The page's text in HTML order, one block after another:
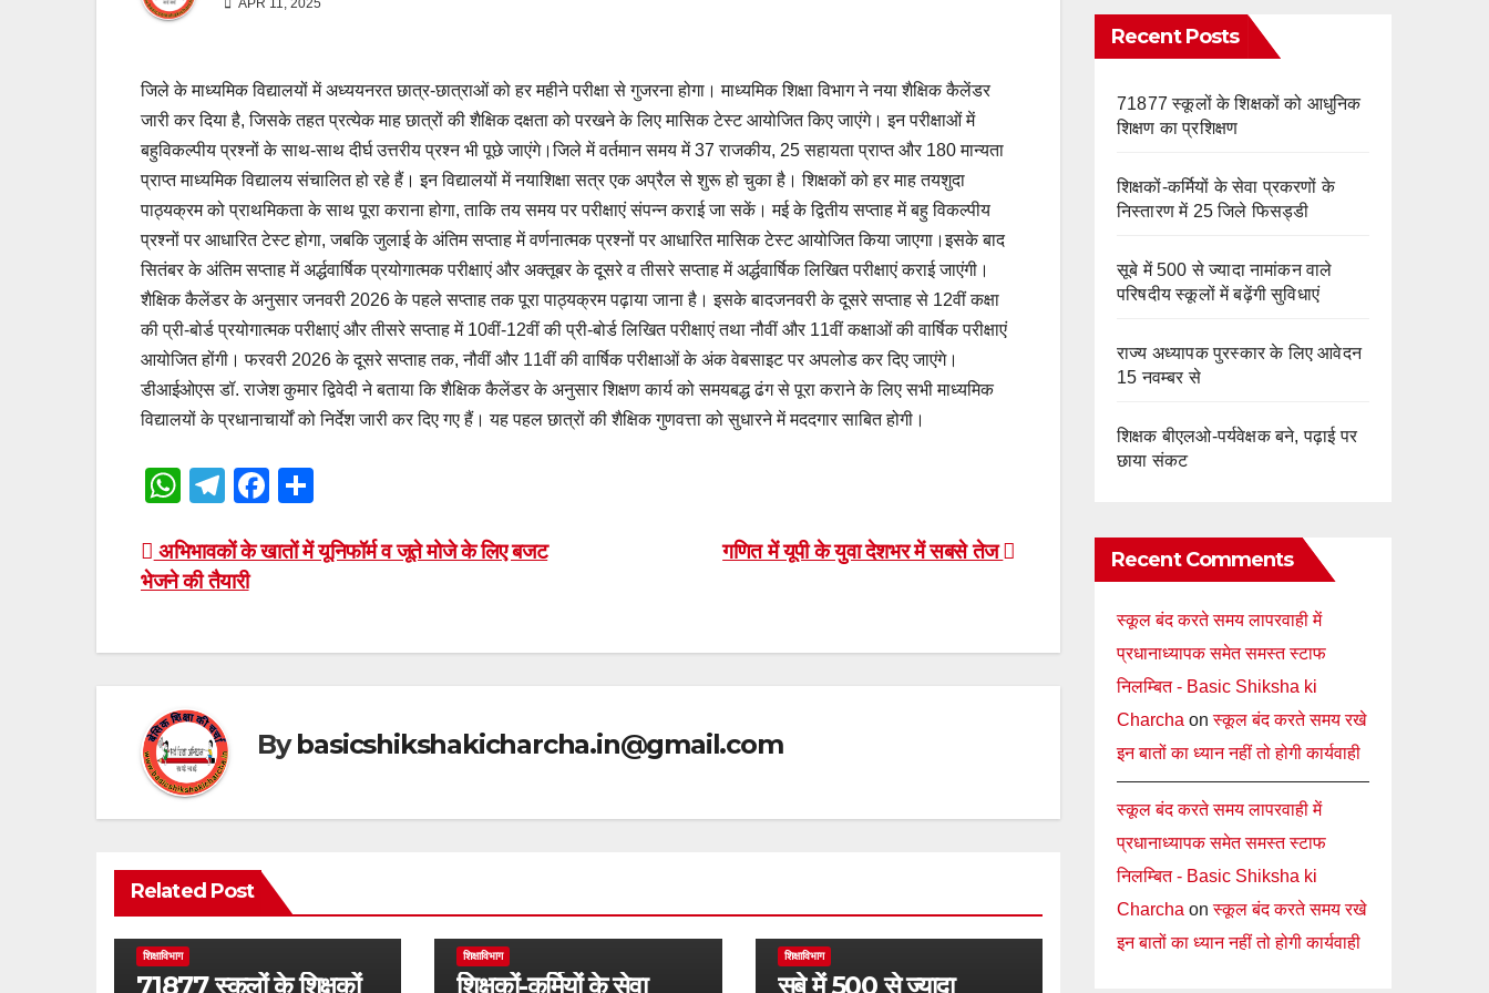
APR 11, 2025
जिले के माध्यमिक विद्यालयों में अध्ययनरत छात्र-छात्राओं को हर महीने परीक्षा से गुजरना होगा। माध्यमिक शिक्षा विभाग ने नया शैक्षिक कैलेंडर
जारी कर दिया है, जिसके तहत प्रत्येक माह छात्रों की शैक्षिक दक्षता को परखने के लिए मासिक टेस्ट आयोजित किए जाएंगे। इन परीक्षाओं में
बहुविकल्पीय प्रश्नों के साथ-साथ दीर्घ उत्तरीय प्रश्न भी पूछे जाएंगे।जिले में वर्तमान समय में 37 राजकीय, 25 सहायता प्राप्त और 180 मान्यता
प्राप्त माध्यमिक विद्यालय संचालित हो रहे हैं। इन विद्यालयों में नयाशिक्षा सत्र एक अप्रैल से शुरू हो चुका है। शिक्षकों को हर माह तयशुदा
पाठ्यक्रम को प्राथमिकता के साथ पूरा कराना होगा, ताकि तय समय पर परीक्षाएं संपन्न कराई जा सकें। मई के द्वितीय सप्ताह में बहु विकल्पीय
प्रश्नों पर आधारित टेस्ट होगा, जबकि जुलाई के अंतिम सप्ताह में वर्णनात्मक प्रश्नों पर आधारित मासिक टेस्ट आयोजित किया जाएगा।इसके बाद
सितंबर के अंतिम सप्ताह में अर्द्धवार्षिक प्रयोगात्मक परीक्षाएं और अक्तूबर के दूसरे व तीसरे सप्ताह में अर्द्धवार्षिक लिखित परीक्षाएं कराई जाएंगी।
शैक्षिक कैलेंडर के अनुसार जनवरी 2026 के पहले सप्ताह तक पूरा पाठ्यक्रम पढ़ाया जाना है। इसके बादजनवरी के दूसरे सप्ताह से 12वीं कक्षा
की प्री-बोर्ड प्रयोगात्मक परीक्षाएं और तीसरे सप्ताह में 10वीं-12वीं की प्री-बोर्ड लिखित परीक्षाएं तथा नौवीं और 11वीं कक्षाओं की वार्षिक परीक्षाएं
आयोजित होंगी। फरवरी 2026 के दूसरे सप्ताह तक, नौवीं और 11वीं की वार्षिक परीक्षाओं के अंक वेबसाइट पर अपलोड कर दिए जाएंगे।
डीआईओएस डॉ. राजेश कुमार द्विवेदी ने बताया कि शैक्षिक कैलेंडर के अनुसार शिक्षण कार्य को समयबद्ध ढंग से पूरा कराने के लिए सभी माध्यमिक
विद्यालयों के प्रधानाचार्यों को निर्देश जारी कर दिए गए हैं। यह पहल छात्रों की शैक्षिक गुणवत्ता को सुधारने में मददगार साबित होगी।
W
at
s
p
p
T
e
gr
m
F
c
o
k
ar
Post
navigation
गणित में यूपी के युवा देशभर में सबसे तेज
अभिभावकों के खातों में यूनिफॉर्म व जूते मोजे के लिए बजट
भेजने की तैयारी
Bybasicshikshakicharcha.in@gmail.com
Related Post
शिक्षाविभाग
71877 स्कूलों के शिक्षकों
शिक्षाविभाग
शिक्षकों-कर्मियों के सेवा
शिक्षाविभाग
सूबे में 500 से ज्यादा
Recent Posts
71877 स्कूलों के शिक्षकों को आधुनिक
शिक्षण का प्रशिक्षण
शिक्षकों-कर्मियों के सेवा प्रकरणों के
निस्तारण में 25 जिले फिसड्डी
सूबे में 500 से ज्यादा नामांकन वाले
परिषदीय स्कूलों में बढ़ेंगी सुविधाएं
राज्य अध्यापक पुरस्कार के लिए आवेदन
15 नवम्बर से
शिक्षक बीएलओ-पर्यवेक्षक बने, पढ़ाई पर
छाया संकट
Recent Comments
स्कूल बंद करते समय लापरवाही में
प्रधानाध्यापक समेत समस्त स्टाफ
निलम्बित - Basic Shiksha ki
Charcha onस्कूल बंद करते समय रखे
इन बातों का ध्यान नहीं तो होगी कार्यवाही
स्कूल बंद करते समय लापरवाही में
प्रधानाध्यापक समेत समस्त स्टाफ
निलम्बित - Basic Shiksha ki
Charcha onस्कूल बंद करते समय रखे
इन बातों का ध्यान नहीं तो होगी कार्यवाही